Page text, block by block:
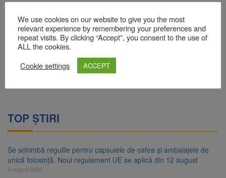
TOP ȘTIRI
Se schimbă regulile pentru capsulele de cafea și ambalajele de
unică folosință. Noul regulament UE se aplică din 12 august
9 august 2026
We use cookies on our website to give you the most
relevant experience by remembering your preferences and
repeat visits. By clicking “Accept”, you consent to the use of
ALL the cookies.
Cookie settings
ACCEPT